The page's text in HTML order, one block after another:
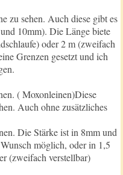
zu sehen. Auch diese gibt es
10mm). Die Länge biete
oder 2 m (zweifach
Grenzen gesetzt und ich
( Moxonleinen)Diese
Auch ohne zusätzliches
Die Stärke ist in 8mm und
möglich, oder in 1,5
(zweifach verstellbar)